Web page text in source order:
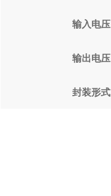
输入电压
输出电压
封装形式